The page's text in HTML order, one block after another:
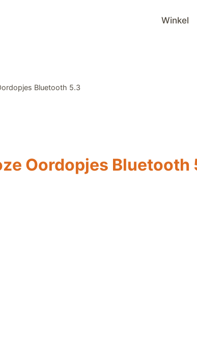
Winkel
Bluetooth 5.3
Oordopjes Bluetooth